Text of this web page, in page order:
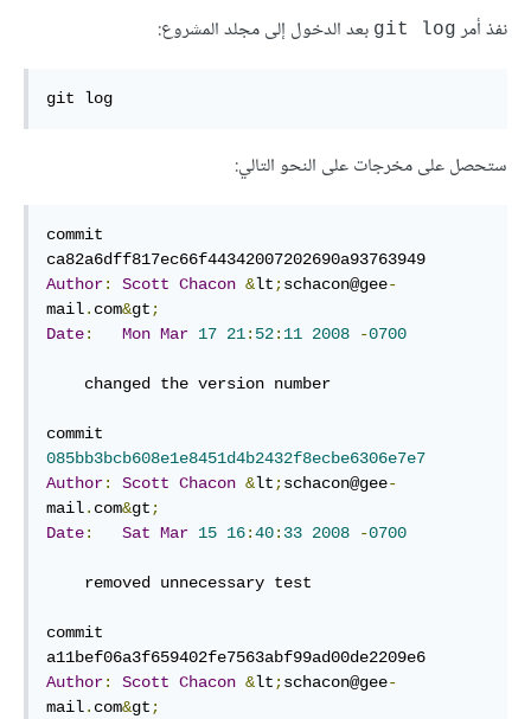
نفذ أمر git log بعد الدخول إلى مجلد المشروع:
git log
ستحصل على مخرجات على النحو التالي:
commit
Author: Scott Chacon &lt ;schacon@gee-
mail. com&gt ;
Date: Mon Mar 17 21: 52: 11 2008 -0700
085bb3bcb608e1e8451d4b2432f8ecbe6306e7e7
Author: Scott Chacon &lt ;schacon@gee-
mail. com&gt ;
Date: Sat Mar 15 16:40: 33 2008 -0700
commit
Author: Scott Chacon &lt ;schacon@gee-
mail. com&gt ;